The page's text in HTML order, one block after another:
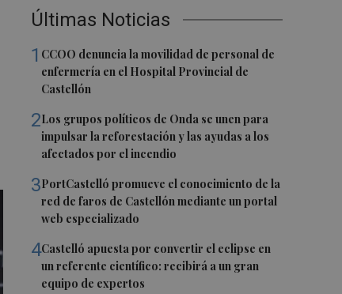
Últimas Noticias
1 CCOO denuncia la movilidad de personal de
enfermería en el Hospital Provincial de
Castellón
2Los grupos políticos de Onda se unen para
impulsar la reforestación y las ayudas a los
afectados por el incendio
3PortCastelló promueve el conocimiento de la
red de faros de Castellón mediante un portal
web especializado
4Castelló apuesta por convertir el eclipse en
un referente científico: recibirá a un gran
equipo de expertos